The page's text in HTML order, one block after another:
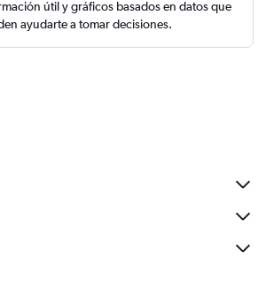
útil y gráficos basados en datos que
ayudarte a tomar decisiones.